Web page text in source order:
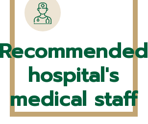
hospital's
medical staff